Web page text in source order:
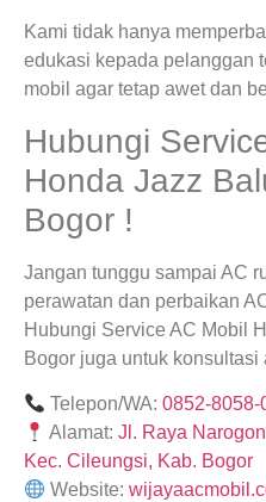
Kami tidak hanya
edukasi kepada pelanggan
mobil agar tetap awet dan
Hubungi
Honda Jazz
Bogor !
Jangan tunggu sampai AC
perawatan dan perbaikan
Hubungi Service AC Mobil
Bogor juga untuk
Telepon/WA:0852-8058-
Alamat:Jl. Raya
Kec. Cileungsi, Kab. Bogor
Website: